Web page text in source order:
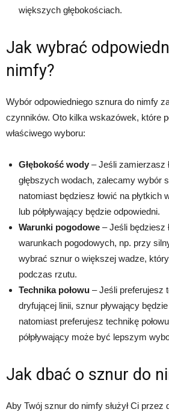
większych głębokościach.
Jak wybrać
nimfy?
Wybór odpowiedniego sznura do nimfy
czynników. Oto kilka wskazówek, które
właściwego wyboru:
Głębokość wody – Jeśli zamierzasz
głębszych wodach, zalecamy wybór
natomiast będziesz łowić na płytkich
lub półpływający będzie odpowiedni.
Warunki pogodowe – Jeśli będziesz
warunkach pogodowych, np. przy
wybrać sznur o większej wadze,
podczas rzutu.
Technika połowu – Jeśli preferujesz
dryfującej linii, sznur pływający
natomiast preferujesz technikę
półpływający może być lepszym
Jak dbać o sznur do
Aby Twój sznur do nimfy służył Ci przez